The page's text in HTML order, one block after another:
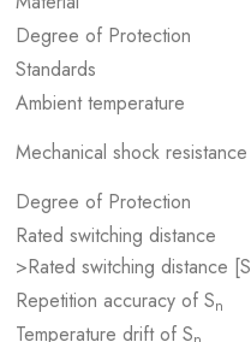
Degree of Protection
Standards
Ambient temperature
Mechanical shock resistance
Degree of Protection
Rated switching distance
>Rated switching distance [S
Repetition accuracy of Sn
Temperature drift of S